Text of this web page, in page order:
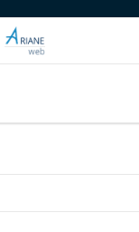
ARIANEWEB